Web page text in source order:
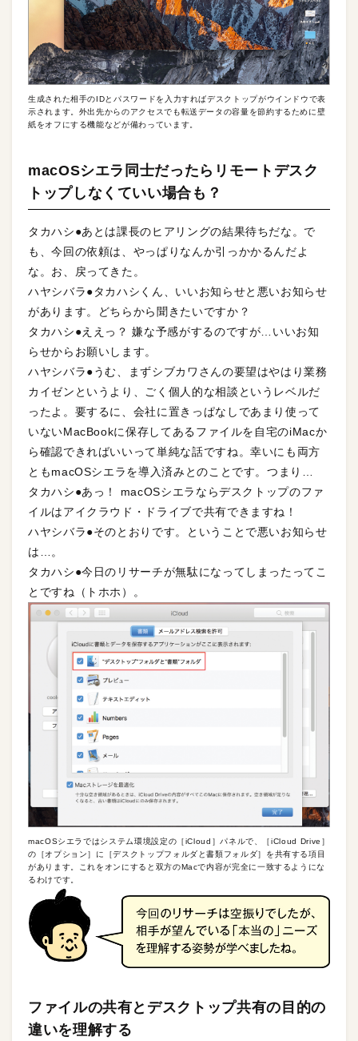
生成された相手のIDとパスワードを入力すればデスクトップがウインドウで表
示されます。外出先からのアクセスでも転送データの容量を節約するために壁
紙をオフにする機能などが備わっています。
macOSシエラ同士だったらリモートデスク
トップしなくていい場合も？
タカハシ●あとは課長のヒアリングの結果待ちだな。で
も、今回の依頼は、やっぱりなんか引っかかるんだよ
な。お、戻ってきた。
ハヤシバラ●タカハシくん、いいお知らせと悪いお知らせ
があります。どちらから聞きたいですか？
タカハシ●ええっ？ 嫌な予感がするのですが…いいお知
らせからお願いします。
ハヤシバラ●うむ、まずシブカワさんの要望はやはり業務
カイゼンというより、ごく個人的な相談というレベルだ
ったよ。要するに、会社に置きっぱなしであまり使って
いないMacBookに保存してあるファイルを自宅のiMacか
ら確認できればいいって単純な話ですね。幸いにも両方
ともmacOSシエラを導入済みとのことです。つまり…
タカハシ●あっ！ macOSシエラならデスクトップのファ
イルはアイクラウド・ドライブで共有できますね！
ハヤシバラ●そのとおりです。ということで悪いお知らせ
は…。
タカハシ●今日のリサーチが無駄になってしまったってこ
とですね（トホホ）。
macOSシエラではシステム環境設定の［iCloud］パネルで、［iCloud Drive］
の［オプション］に［デスクトップフォルダと書類フォルダ］を共有する項目
があります。これをオンにすると双方のMacで内容が完全に一致するようにな
るわけです。
ファイルの共有とデスクトップ共有の目的の
違いを理解する